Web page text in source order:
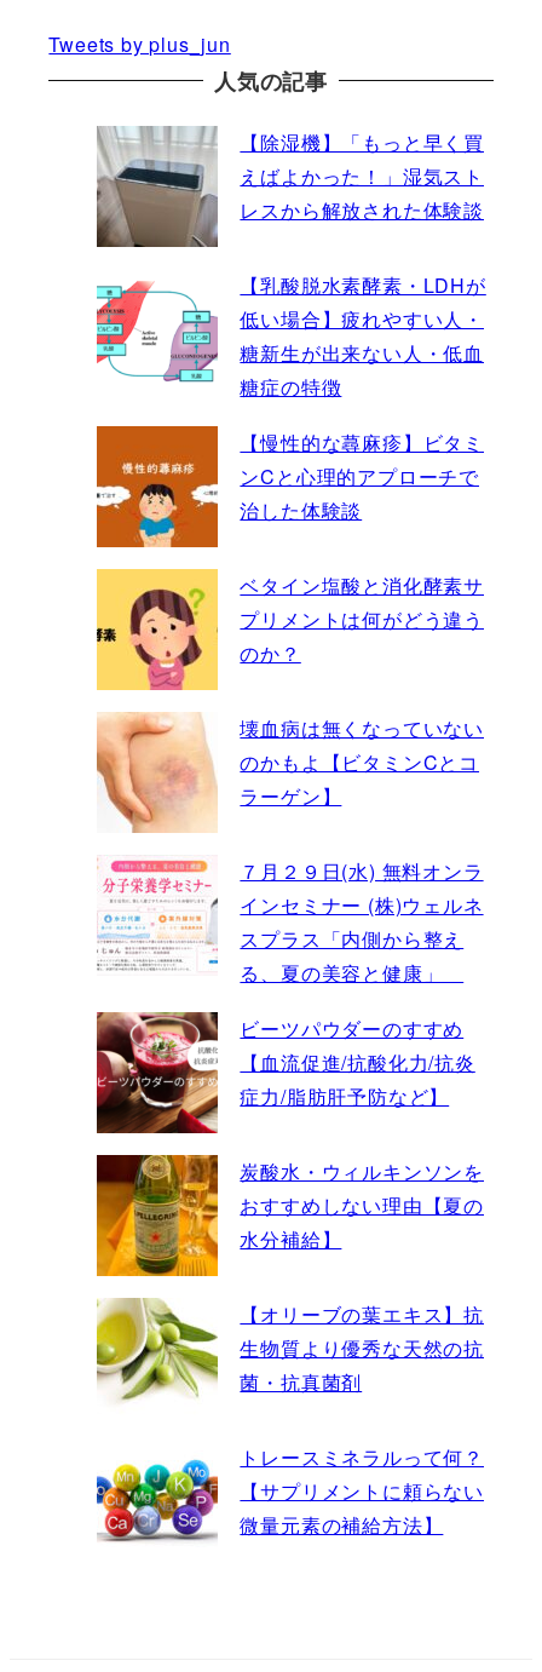
Tweets by plus_jun
人気の記事
【除湿機】「もっと早く買
えばよかった！」湿気スト
レスから解放された体験談
【乳酸脱水素酵素・LDHが
低い場合】疲れやすい人・
糖新生が出来ない人・低血
糖症の特徴
【慢性的な蕁麻疹】ビタミ
ンCと心理的アプローチで
治した体験談
ベタイン塩酸と消化酵素サ
プリメントは何がどう違う
のか？
壊血病は無くなっていない
のかもよ【ビタミンCとコ
ラーゲン】
７月２９日(水) 無料オンラ
インセミナー (株)ウェルネ
スプラス「内側から整え
る、夏の美容と健康」
ビーツパウダーのすすめ
【血流促進/抗酸化力/抗炎
症力/脂肪肝予防など】
炭酸水・ウィルキンソンを
おすすめしない理由【夏の
水分補給】
【オリーブの葉エキス】抗
生物質より優秀な天然の抗
菌・抗真菌剤
トレースミネラルって何？
【サプリメントに頼らない
微量元素の補給方法】